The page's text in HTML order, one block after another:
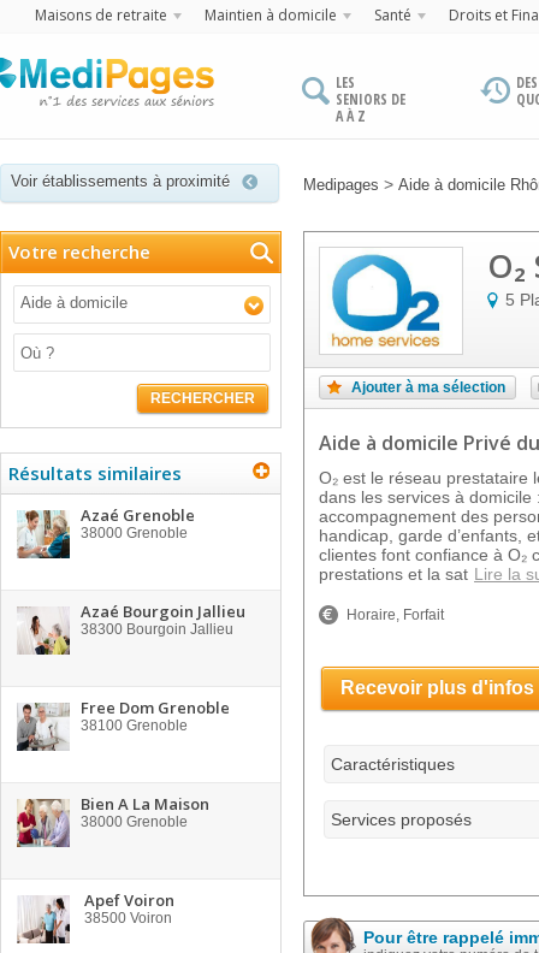
Maisons de retraite Maintien à domicile Santé Droits et
LES
SENIORS DE
A À Z
Voir établissements à proximité Medipages > Aide à domicile
Votre recherche
Aide à domicile
RECHERCHER
Résultats similaires
Azaé Grenoble
38000 Grenoble
Azaé Bourgoin Jallieu
38300 Bourgoin Jallieu
Free Dom Grenoble
38100 Grenoble
Bien A La Maison
38000 Grenoble
Apef Voiron
38500 Voiron
5
Ajouter à ma sélection
Aide à domicile Privé
O₂ est le réseau prestataire
dans les services à
accompagnement des
handicap, garde d’enfants,
clientes font confiance à O₂
prestations et la sat Lire la
Horaire, Forfait
Recevoir plus d'infos
Caractéristiques
Services proposés
Pour être rappelé